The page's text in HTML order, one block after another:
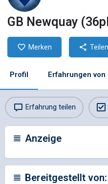
GB Newquay (36pl
Merken Teilen
Profil Erfahrungen
Erfahrung teilen
Anzeige
Bereitgestellt von: